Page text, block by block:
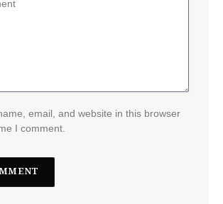
email, and website in this browser
I comment.